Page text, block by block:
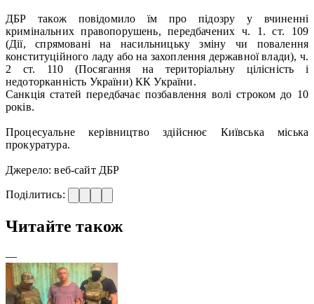
ДБР також повідомило їм про підозру у вчиненні
кримінальних правопорушень, передбачених ч. 1. ст. 109
(Дії, спрямовані на насильницьку зміну чи повалення
конституційного ладу або на захоплення державної влади), ч.
2 ст. 110 (Посягання на територіальну цілісність і
недоторканність України) КК України.
Санкція статей передбачає позбавлення волі строком до 10
років.
Процесуальне керівництво здійснює Київська міська
прокуратура.
Джерело: веб-сайт ДБР
Поділитись:
Читайте також
—